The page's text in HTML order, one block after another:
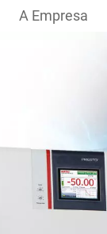
A Empresa